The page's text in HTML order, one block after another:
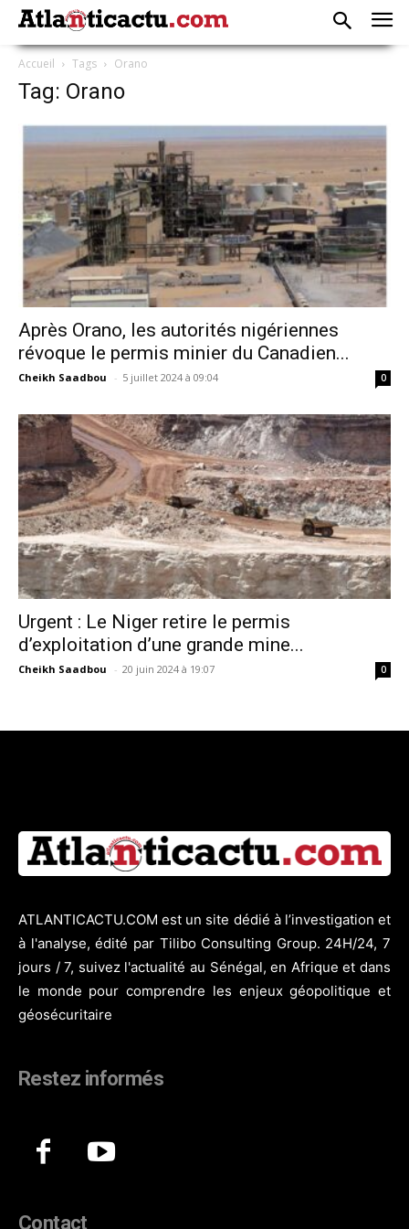
Accueil Tags Orano
Tag: Orano
Après Orano, les autorités nigériennes
révoque le permis minier du Canadien...
Cheikh Saadbou - 5 juillet 2024 à 09:04 0
Urgent : Le Niger retire le permis
d’exploitation d’une grande mine...
Cheikh Saadbou - 20 juin 2024 à 19:07 0
ATLANTICACTU.COM est un site dédié à l’investigation et
à l'analyse, édité par Tilibo Consulting Group. 24H/24, 7
jours / 7, suivez l'actualité au Sénégal, en Afrique et dans
le monde pour comprendre les enjeux géopolitique et
géosécuritaire
Restez informés
Contact